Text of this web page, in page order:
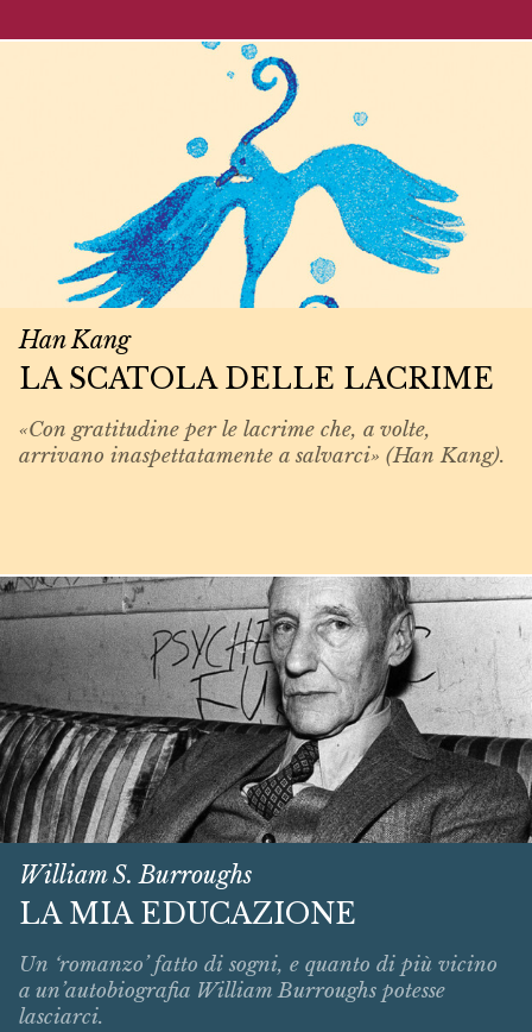
Han Kang
LA SCATOLA DELLE LACRIME
«Con gratitudine per le lacrime che, a volte,
arrivano inaspettatamente a salvarci» (Han Kang).
William S. Burroughs
LA MIA EDUCAZIONE
Un ‘romanzo’ fatto di sogni, e quanto di più vicino
a un’autobiografia William Burroughs potesse
lasciarci.